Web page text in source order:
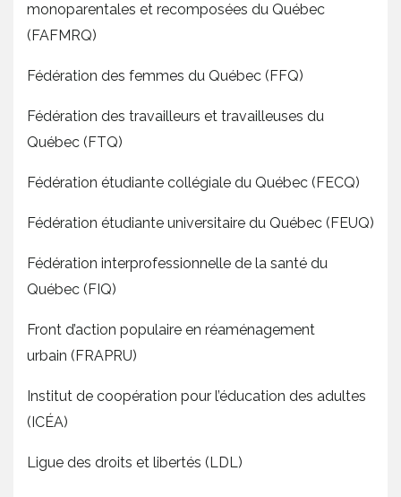
monoparentales et recomposées du Québec
(FAFMRQ)
Fédération des femmes du Québec (FFQ)
Fédération des travailleurs et travailleuses du
Québec (FTQ)
Fédération étudiante collégiale du Québec (FECQ)
Fédération étudiante universitaire du Québec (FEUQ)
Fédération interprofessionnelle de la santé du
Québec (FIQ)
Front d’action populaire en réaménagement
urbain (FRAPRU)
Institut de coopération pour l’éducation des adultes
(ICÉA)
Ligue des droits et libertés (LDL)